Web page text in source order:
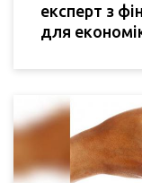
експерт з
для